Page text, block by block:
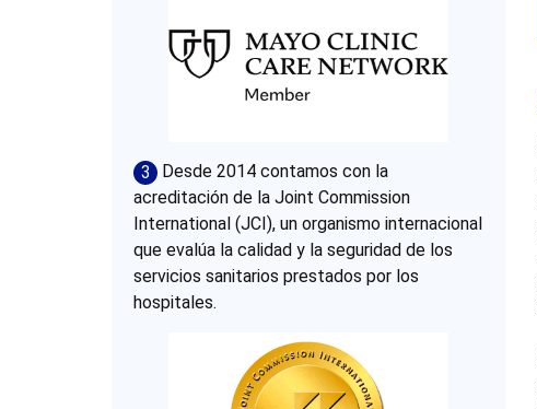
3
Desde 2014 contamos con la
acreditación de la Joint Commission
International (JCI), un organismo internacional
que evalúa la calidad y la seguridad de los
servicios sanitarios prestados por los
hospitales.